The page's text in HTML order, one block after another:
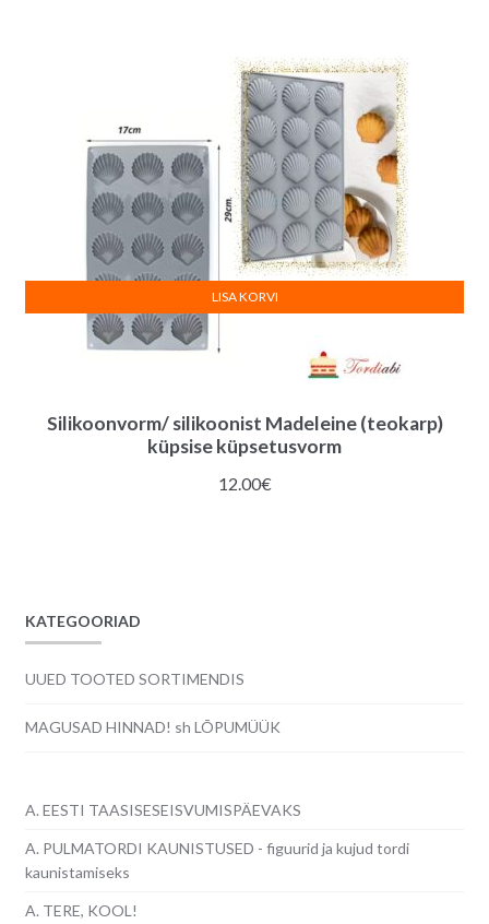
Silikoonvorm/ silikoonist Madeleine (teokarp)
küpsise küpsetusvorm
12.00€
LISA KORVI
KATEGOORIAD
UUED TOOTED SORTIMENDIS
MAGUSAD HINNAD! sh LÕPUMÜÜK
A. EESTI TAASISESEISVUMISPÄEVAKS
A. PULMATORDI KAUNISTUSED - figuurid ja kujud tordi
kaunistamiseks
A. TERE, KOOL!